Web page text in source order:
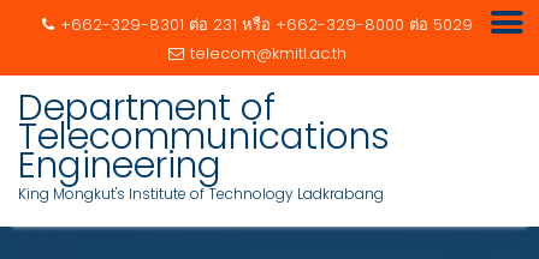
+662-329-8301 ต่อ 231 หรือ +662-329-8000 ต่อ 5029
telecom@kmitl.ac.th
Department of
Telecommunications
Engineering
King Mongkut's Institute of Technology Ladkrabang